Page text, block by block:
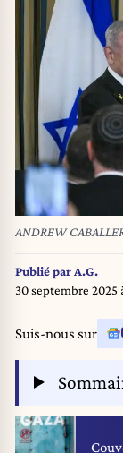
ANDREW
Publié par A.G.
30 septembre 2025
Suis-nous sur